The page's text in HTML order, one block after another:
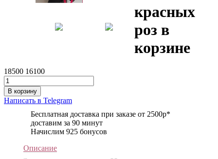
красных
роз в
корзине
18500 16100
В корзину
Написать в Telegram
Бесплатная доставка при заказе от 2500р*
доставим за 90 минут
Начислим 925 бонусов
Описание